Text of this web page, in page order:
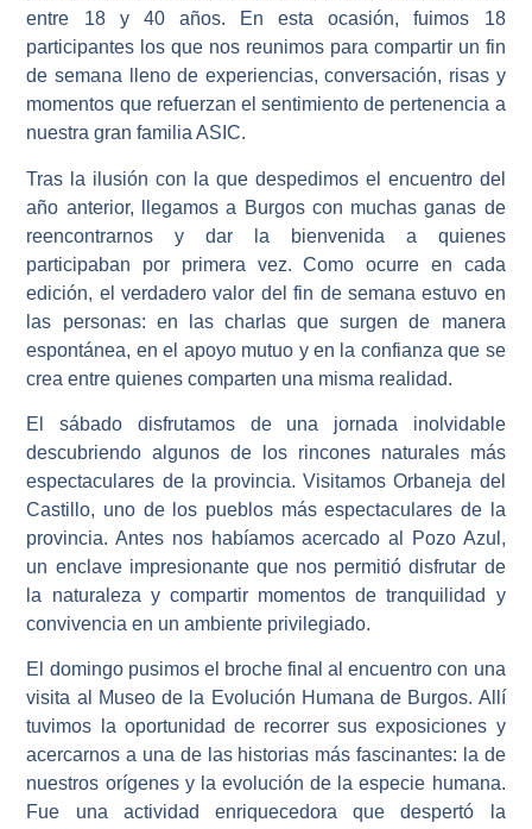
entre 18 y 40 años. En esta ocasión, fuimos 18
participantes los que nos reunimos para compartir un fin
de semana lleno de experiencias, conversación, risas y
momentos que refuerzan el sentimiento de pertenencia a
nuestra gran familia ASIC.
Tras la ilusión con la que despedimos el encuentro del
año anterior, llegamos a Burgos con muchas ganas de
reencontrarnos y dar la bienvenida a quienes
participaban por primera vez. Como ocurre en cada
edición, el verdadero valor del fin de semana estuvo en
las personas: en las charlas que surgen de manera
espontánea, en el apoyo mutuo y en la confianza que se
crea entre quienes comparten una misma realidad.
El sábado disfrutamos de una jornada inolvidable
descubriendo algunos de los rincones naturales más
espectaculares de la provincia. Visitamos Orbaneja del
Castillo, uno de los pueblos más espectaculares de la
provincia. Antes nos habíamos acercado al Pozo Azul,
un enclave impresionante que nos permitió disfrutar de
la naturaleza y compartir momentos de tranquilidad y
convivencia en un ambiente privilegiado.
El domingo pusimos el broche final al encuentro con una
visita al Museo de la Evolución Humana de Burgos. Allí
tuvimos la oportunidad de recorrer sus exposiciones y
acercarnos a una de las historias más fascinantes: la de
nuestros orígenes y la evolución de la especie humana.
Fue una actividad enriquecedora que despertó la